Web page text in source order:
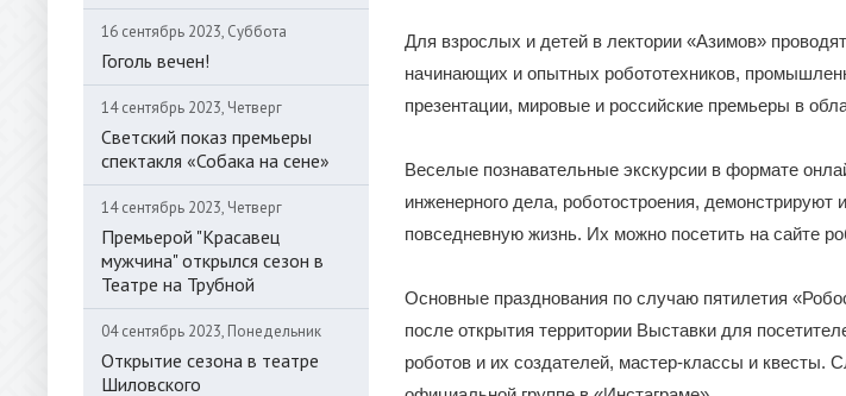
16 сентябрь 2023, Суббота
Гоголь вечен!
14 сентябрь 2023, Четверг
Светский показ премьеры
спектакля «Собака на сене»
14 сентябрь 2023, Четверг
Премьерой "Красавец
мужчина" открылся сезон в
Театре на Трубной
04 сентябрь 2023, Понедельник
Открытие сезона в театре
Шиловского
Для взрослых и детей в лектории «Азимов»
начинающих и опытных робототехников,
презентации, мировые и российские премьеры в
Веселые познавательные экскурсии в формате
инженерного дела, роботостроения, демонстрируют
повседневную жизнь. Их можно посетить на сайте
Основные празднования по случаю пятилетия
после открытия территории Выставки для
роботов и их создателей, мастер-классы и квесты.